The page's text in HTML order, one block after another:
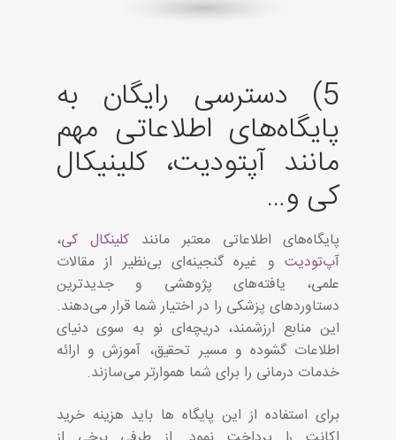
5) دسترسی رایگان به
پایگاه‌های اطلاعاتی مهم
مانند آپتو‌دیت، کلینیکال
کی و…
پایگاه‌های اطلاعاتی معتبر مانند کلینکال کی،
آپ‌تو‌دیتو غیره گنجینه‌ای بی‌نظیر از مقالات
علمی، یافته‌های پژوهشی و جدیدترین
دستاوردهای پزشکی را در اختیار شما قرار می‌دهند.
این منابع ارزشمند، دریچه‌ای نو به سوی دنیای
اطلاعات گشوده و مسیر تحقیق، آموزش و ارائه
خدمات درمانی را برای شما هموارتر می‌سازند.
برای استفاده از این پایگاه ها باید هزینه خرید